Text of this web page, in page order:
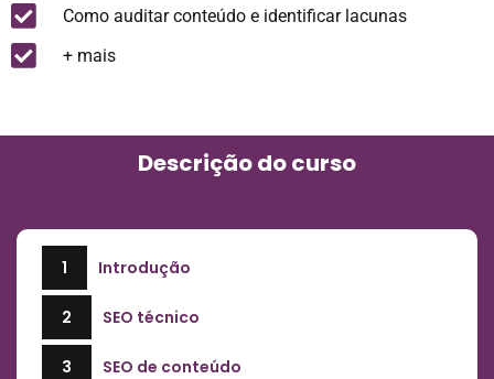
Como auditar conteúdo e identificar lacunas
+ mais
Descrição do curso
1 Introdução
2 SEO técnico
3 SEO de conteúdo